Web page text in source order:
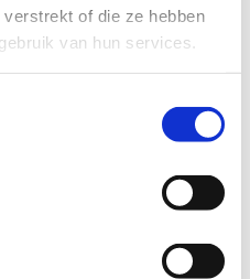
of die ze hebben
van hun services.